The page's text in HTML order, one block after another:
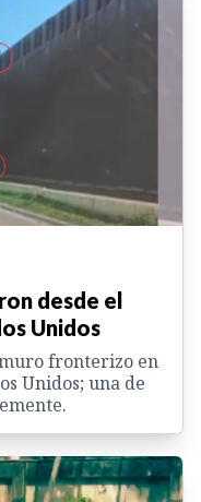
desde el
Unidos
fronterizo en
Unidos; una de